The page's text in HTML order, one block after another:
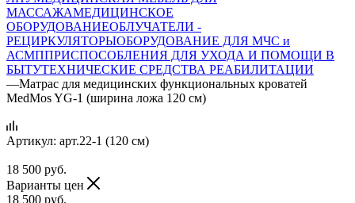
МАССАЖАМЕДИЦИНСКОЕ
ОБОРУДОВАНИЕОБЛУЧАТЕЛИ -
РЕЦИРКУЛЯТОРЫОБОРУДОВАНИЕ ДЛЯ МЧС и
АСМППРИСПОСОБЛЕНИЯ ДЛЯ УХОДА И ПОМОЩИ В
БЫТУТЕХНИЧЕСКИЕ СРЕДСТВА РЕАБИЛИТАЦИИ
—Матрас для медицинских функциональных кроватей
MedMos YG-1 (ширина ложа 120 см)
Артикул: арт.22-1 (120 см)
18 500 руб.
Варианты цен
18 500 руб.